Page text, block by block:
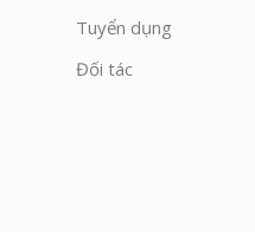
Tuyển dụng
Đối tác